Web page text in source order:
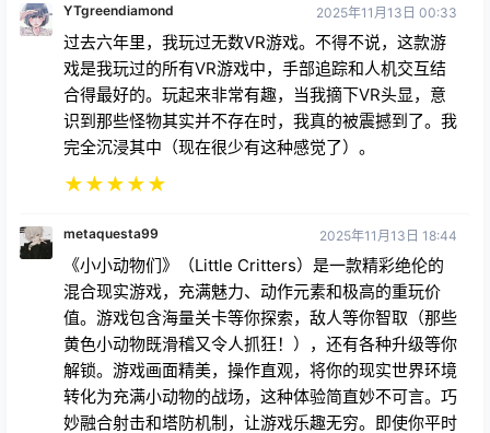
戏是我玩过的所有VR游戏中，手部追踪和人机交互结
合得最好的。玩起来非常有趣，当我摘下VR头显，意
识到那些怪物其实并不存在时，我真的被震撼到了。我
完全沉浸其中（现在很少有这种感觉了）。
★★★★★
metaquesta99
混合现实游戏，充满魅力、动作元素和极高的重玩价
值。游戏包含海量关卡等你探索，敌人等你智取（那些
黄色小动物既滑稽又令人抓狂！），还有各种升级等你
解锁。游戏画面精美，操作直观，将你的现实世界环境
转化为充满小动物的战场，这种体验简直妙不可言。巧
妙融合射击和塔防机制，让游戏乐趣无穷。即使你平时
不怎么玩混合现实游戏，也一定要试试这款。它绝对会
让你惊喜！🐭💥